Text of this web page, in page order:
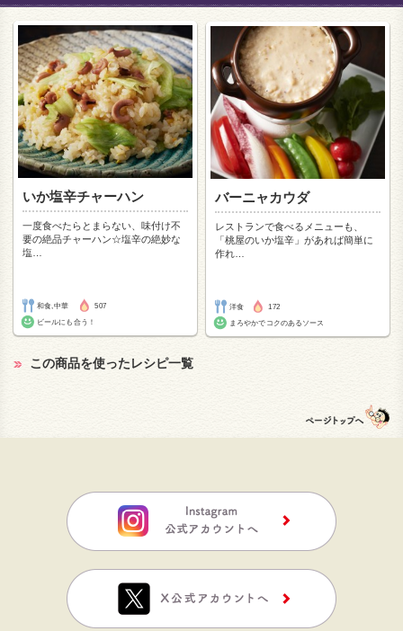
いか塩辛チャーハン
一度食べたらとまらない、味付け不
要の絶品チャーハン☆塩辛の絶妙な
塩
和食,中華
507
ビールにも合う！
バーニャカウダ
レストランで食べるメニューも、
「桃屋のいか塩辛」があれば簡単に
作れ
洋食
172
まろやかでコクのあるソース
この商品を使ったレシピ一覧